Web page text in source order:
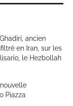
ancien
en Iran, sur les
le Hezbollah
Piazza